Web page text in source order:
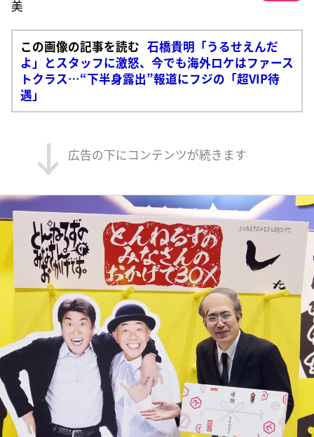
美
この画像の記事を読む 石橋貴明「うるせえんだ
よ」とスタッフに激怒、今でも海外ロケはファース
トクラス…“下半身露出”報道にフジの「超VIP待
遇」
広告の下にコンテンツが続きます